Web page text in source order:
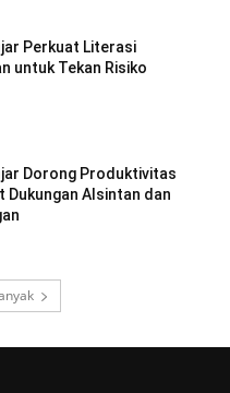
Perkuat Literasi
untuk Tekan Risiko
Dorong Produktivitas
Dukungan Alsintan dan